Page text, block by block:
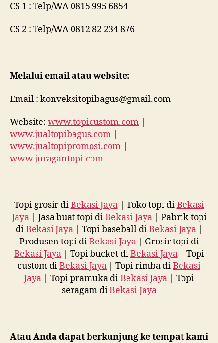
CS 1 : Telp/WA 0815 995 6854
CS 2 : Telp/WA 0812 82 234 876
Melalui email atau website:
Email : konveksitopibagus@gmail.com
Website: www.topicustom.com
www.jualtopibagus.com
www.jualtopipromosi.com
www.juragantopi.com
Topi grosir diBekasi Jaya| Toko topi diBekasi
Jaya| Jasa buat topi diBekasi Jaya| Pabrik topi
diBekasi Jaya| Topi baseball diBekasi Jaya|
Produsen topi diBekasi Jaya| Grosir topi di
Bekasi Jaya| Topi bucket diBekasi Jaya| Topi
custom diBekasi Jaya | Topi rimba diBekasi
Jaya | Topi pramuka diBekasi Jaya | Topi
seragam diBekasi Jaya
Atau Anda dapat berkunjung ke tempat kami